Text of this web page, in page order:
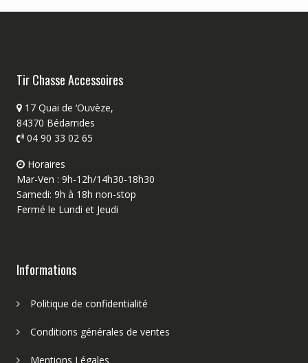
Tir Chasse Accessoires
17 Quai de ‘Ouvèze,
84370 Bédarrides
04 90 33 02 65
Horaires
Mar-Ven : 9h-12h/14h30-18h30
Samedi: 9h à 18h non-stop
Fermé le Lundi et Jeudi
Informations
Politique de confidentialité
Conditions générales de ventes
Mentions Légales